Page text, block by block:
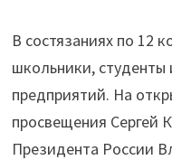
В состязаниях по 12
школьники,
предприятий. На
просвещения Сергей
Президента России